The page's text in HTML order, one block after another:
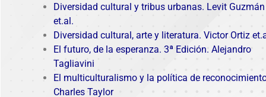
Diversidad cultural y tribus urbanas. Levit Guzmán
et.al.
Diversidad cultural, arte y literatura. Victor Ortiz
El futuro, de la esperanza. 3ª Edición. Alejandro
Tagliavini
El multiculturalismo y la política de
Charles Taylor